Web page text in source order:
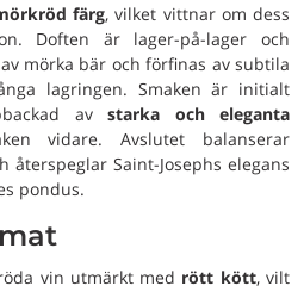
färg, vilket vittnar om dess
Doften är lager-på-lager och
mörka bär och förfinas av subtila
lagringen. Smaken är initialt
avstarka och eleganta
vidare. Avslutet balanserar
återspeglar Saint-Josephs elegans
pondus.
vin utmärkt med rött kött, vilt